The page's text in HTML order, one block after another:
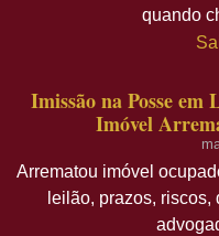
quando
Imissão na Posse em
Imóvel
Arrematou imóvel
leilão, prazos,